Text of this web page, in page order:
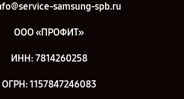
samsung-spb.ru
ООО «ПРОФИТ»
ИНН: 7814260258
ОГРН: 1157847246083